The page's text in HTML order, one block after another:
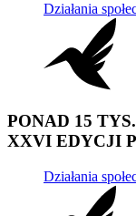
Działania
PONAD 15
XXVI EDYCJI
Działania